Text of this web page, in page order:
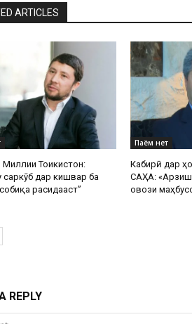
ARTICLES
Тоҷикистон:
дар кишвар ба
расидааст”
Паём нет
Кабирӣ дар
САҲА:
овози
REPLY